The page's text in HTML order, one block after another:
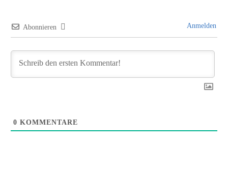
Abonnieren Anmelden
0 KOMMENTARE